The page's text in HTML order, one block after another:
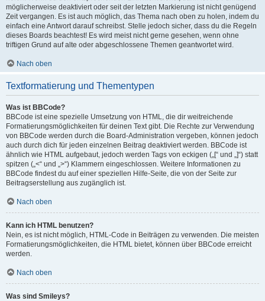
möglicherweise deaktiviert oder seit der letzten Markierung ist nicht genügend
Zeit vergangen. Es ist auch möglich, das Thema nach oben zu holen, indem du
einfach eine Antwort darauf schreibst. Stelle jedoch sicher, dass du die Regeln
dieses Boards beachtest! Es wird meist nicht gerne gesehen, wenn ohne
triftigen Grund auf alte oder abgeschlossene Themen geantwortet wird.
Nach oben
Textformatierung und Thementypen
Was ist BBCode?
BBCode ist eine spezielle Umsetzung von HTML, die dir weitreichende
Formatierungsmöglichkeiten für deinen Text gibt. Die Rechte zur Verwendung
von BBCode werden durch die Board-Administration vergeben, können jedoch
auch durch dich für jeden einzelnen Beitrag deaktiviert werden. BBCode ist
ähnlich wie HTML aufgebaut, jedoch werden Tags von eckigen („[“ und „]“) statt
spitzen („<“ und „>“) Klammern eingeschlossen. Weitere Informationen zu
BBCode findest du auf einer speziellen Hilfe-Seite, die von der Seite zur
Beitragserstellung aus zugänglich ist.
Nach oben
Kann ich HTML benutzen?
Nein, es ist nicht möglich, HTML-Code in Beiträgen zu verwenden. Die meisten
Formatierungsmöglichkeiten, die HTML bietet, können über BBCode erreicht
werden.
Nach oben
Was sind Smileys?